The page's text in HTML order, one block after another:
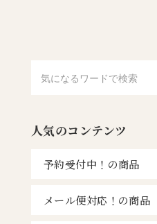
人気のコンテンツ
予約受付中！の商品
メール便対応！の商品